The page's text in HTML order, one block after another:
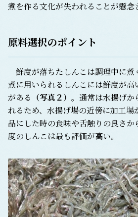
煮を作る文化が失われることが懸念
原料選択のポイント
鮮度が落ちたしんこは調理中に煮
煮に用いられるしんこには鮮度が
がある （写真２） 。通常は水揚げか
れるため、水揚げ場の近傍に加工場
品にした時の食味や舌触りの良さ
度のしんこは最も評価が高い。